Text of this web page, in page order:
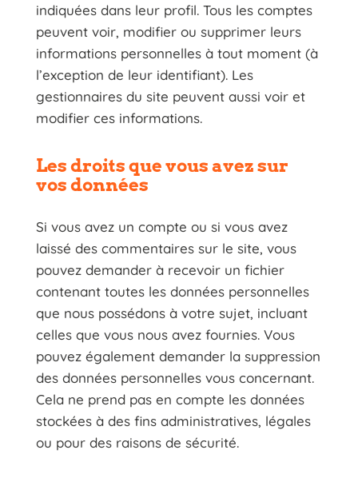
indiquées dans leur profil. Tous les comptes
peuvent voir, modifier ou supprimer leurs
informations personnelles à tout moment (à
l’exception de leur identifiant). Les
gestionnaires du site peuvent aussi voir et
modifier ces informations.
Les droits que vous avez sur
vos données
Si vous avez un compte ou si vous avez
laissé des commentaires sur le site, vous
pouvez demander à recevoir un fichier
contenant toutes les données personnelles
que nous possédons à votre sujet, incluant
celles que vous nous avez fournies. Vous
pouvez également demander la suppression
des données personnelles vous concernant.
Cela ne prend pas en compte les données
stockées à des fins administratives, légales
ou pour des raisons de sécurité.